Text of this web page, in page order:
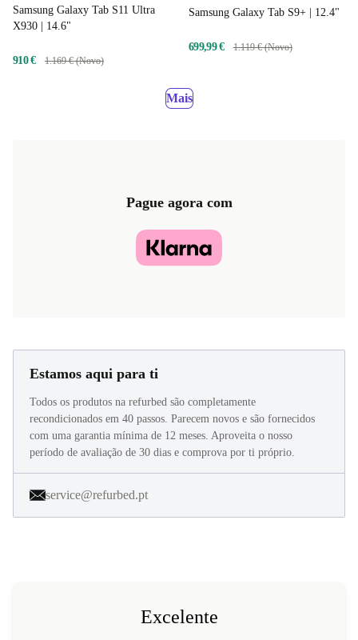
Samsung Galaxy Tab S11 Ultra
X930 | 14.6"
910 € 1.169 € (Novo)
Samsung Galaxy Tab S9+ | 12.4"
699,99 € 1.119 € (Novo)
Mais
Pague agora com
Estamos aqui para ti
Todos os produtos na refurbed são completamente
recondicionados em 40 passos. Parecem novos e são fornecidos
com uma garantia mínima de 12 meses. Aproveita o nosso
período de avaliação de 30 dias e comprova por ti próprio.
service@refurbed.pt
Excelente